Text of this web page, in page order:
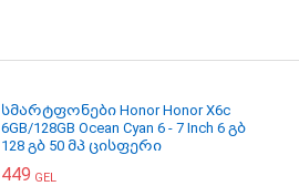
სმარტფონები Honor Honor X6c
6GB/128GB Ocean Cyan 6 - 7 Inch 6 გბ
128 გბ 50 მპ ცისფერი
449 GEL